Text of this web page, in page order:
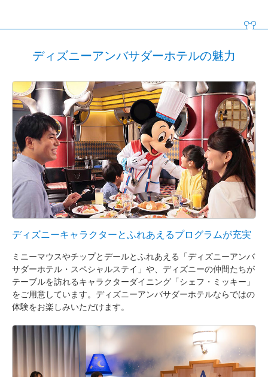
ディズニーアンバサダーホテルの魅力
ディズニーキャラクターとふれあえるプログラムが充実
ミニーマウスやチップとデールとふれあえる「ディズニーアンバ
サダーホテル・スペシャルステイ」や、ディズニーの仲間たちが
テーブルを訪れるキャラクターダイニング「シェフ・ミッキー」
をご用意しています。ディズニーアンバサダーホテルならではの
体験をお楽しみいただけます。